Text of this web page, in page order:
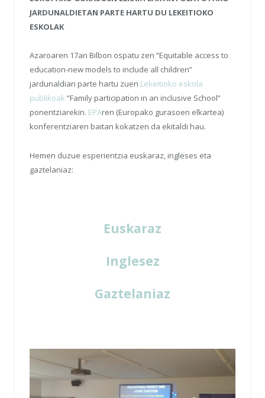
JARDUNALDIETAN PARTE HARTU DU LEKEITIOKO
ESKOLAK
Azaroaren 17an Bilbon ospatu zen “Equitable access to
education-new models to include all children”
jardunaldian parte hartu zuen Lekeitioko eskola
publikoak “Family participation in an inclusive School”
ponentziarekin. EPAren (Europako gurasoen elkartea)
konferentziaren baitan kokatzen da ekitaldi hau.
Hemen duzue esperientzia euskaraz, ingleses eta
gaztelaniaz:
Euskaraz
Inglesez
Gaztelaniaz